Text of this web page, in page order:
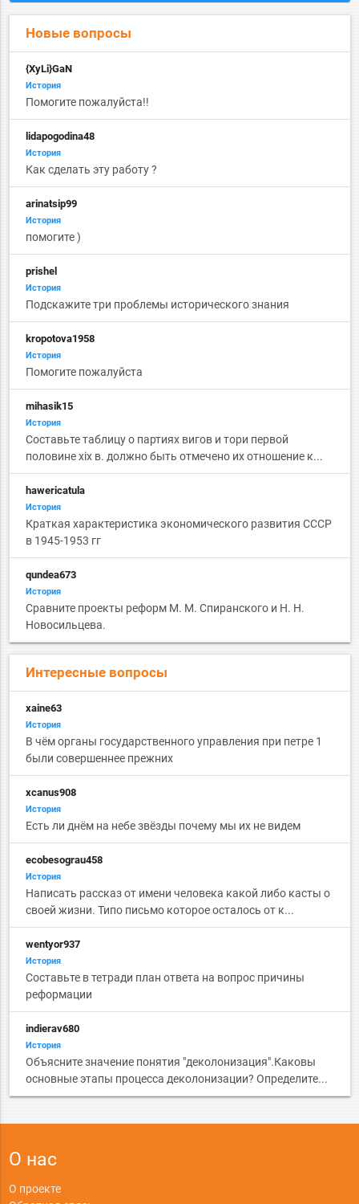
Новые вопросы
{XyLi}GaN
История
Помогите пожалуйста!!
lidapogodina48
История
Как сделать эту работу ?
arinatsip99
История
помогите )
prishel
История
Подскажите три проблемы исторического знания
kropotova1958
История
Помогите пожалуйста
mihasik15
История
Cоставьте таблицу о партиях вигов и тори первой
половине xix в. должно быть отмечено их отношение к...
hawericatula
История
Краткая характеристика экономического развития СССР
в 1945-1953 гг
qundea673
История
Сравните проекты реформ М. М. Спиранского и Н. Н.
Новосильцева.
Интересные вопросы
xaine63
История
В чём органы государственного управления при петре 1
были совершеннее прежних
xcanus908
История
Есть ли днём на небе звёзды почему мы их не видем
ecobesograu458
История
Написать рассказ от имени человека какой либо касты о
своей жизни. Типо письмо которое осталось от к...
wentyor937
История
Составьте в тетради план ответа на вопрос причины
реформации
indierav680
История
Объясните значение понятия "деколонизация".Каковы
основные этапы процесса деколонизации? Определите...
О нас
О проекте